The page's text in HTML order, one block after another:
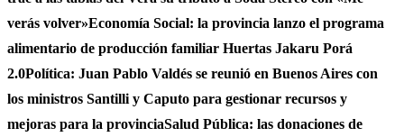
verás volver»Economía Social: la provincia lanzo el programa
alimentario de producción familiar Huertas Jakaru Porá
2.0Política: Juan Pablo Valdés se reunió en Buenos Aires con
los ministros Santilli y Caputo para gestionar recursos y
mejoras para la provinciaSalud Pública: las donaciones de